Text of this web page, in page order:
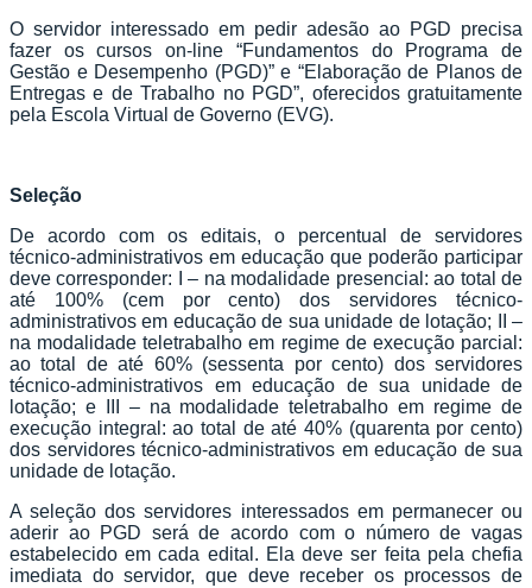
O servidor interessado em pedir adesão ao PGD precisa
fazer os cursos on-line “Fundamentos do Programa de
Gestão e Desempenho (PGD)” e “Elaboração de Planos de
Entregas e de Trabalho no PGD”, oferecidos gratuitamente
pela Escola Virtual de Governo (EVG).
Seleção
De acordo com os editais, o percentual de servidores
técnico-administrativos em educação que poderão participar
deve corresponder: I – na modalidade presencial: ao total de
até 100% (cem por cento) dos servidores técnico-
administrativos em educação de sua unidade de lotação; II –
na modalidade teletrabalho em regime de execução parcial:
ao total de até 60% (sessenta por cento) dos servidores
técnico-administrativos em educação de sua unidade de
lotação; e III – na modalidade teletrabalho em regime de
execução integral: ao total de até 40% (quarenta por cento)
dos servidores técnico-administrativos em educação de sua
unidade de lotação.
A seleção dos servidores interessados em permanecer ou
aderir ao PGD será de acordo com o número de vagas
estabelecido em cada edital. Ela deve ser feita pela chefia
imediata do servidor, que deve receber os processos de